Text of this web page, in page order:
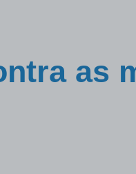
as